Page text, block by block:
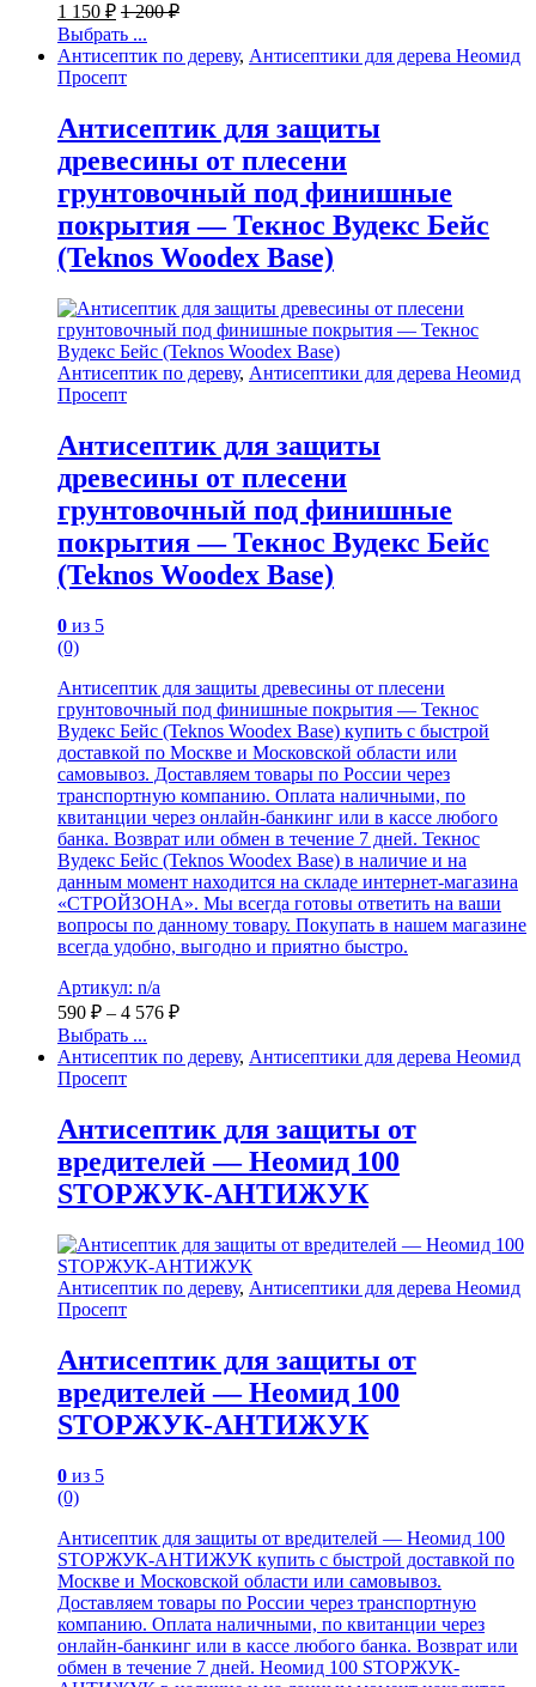
1 150 ₽ 1 200₽
Выбрать ...
Антисептик по дереву, Антисептики для дерева Неомид
Просепт
Антисептик для защиты
древесины от плесени
грунтовочный под финишные
покрытия — Текнос Вудекс Бейс
(Teknos Woodex Base)
Антисептик по дереву, Антисептики для дерева Неомид
Просепт
Антисептик для защиты
древесины от плесени
грунтовочный под финишные
покрытия — Текнос Вудекс Бейс
(Teknos Woodex Base)
0 из 5
(0)
Антисептик для защиты древесины от плесени
грунтовочный под финишные покрытия — Текнос
Вудекс Бейс (Teknos Woodex Base) купить с быстрой
доставкой по Москве и Московской области или
самовывоз. Доставляем товары по России через
транспортную компанию. Оплата наличными, по
квитанции через онлайн-банкинг или в кассе любого
банка. Возврат или обмен в течение 7 дней. Текнос
Вудекс Бейс (Teknos Woodex Base) в наличие и на
данным момент находится на складе интернет-магазина
«СТРОЙЗОНА». Мы всегда готовы ответить на ваши
вопросы по данному товару. Покупать в нашем магазине
всегда удобно, выгодно и приятно быстро.
Артикул: n/a
590 ₽ – 4 576 ₽
Выбрать ...
Антисептик по дереву, Антисептики для дерева Неомид
Просепт
Антисептик для защиты от
вредителей — Неомид 100
STOPЖУК-АНТИЖУК
Антисептик по дереву, Антисептики для дерева Неомид
Просепт
Антисептик для защиты от
вредителей — Неомид 100
STOPЖУК-АНТИЖУК
0 из 5
(0)
Антисептик для защиты от вредителей — Неомид 100
STOPЖУК-АНТИЖУК купить с быстрой доставкой по
Москве и Московской области или самовывоз.
Доставляем товары по России через транспортную
компанию. Оплата наличными, по квитанции через
онлайн-банкинг или в кассе любого банка. Возврат или
обмен в течение 7 дней. Неомид 100 STOPЖУК-